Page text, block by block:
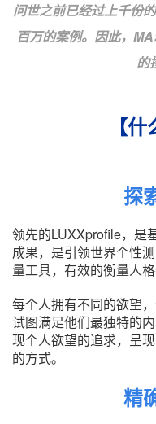
问世之前已经过上千份
百万的案例。因此，
的
【
探
领先的LUXXprofile，是
成果，是引领世界个性
量工具，有效的衡量人
每个人拥有不同的欲望
试图满足他们最独特的
现个人欲望的追求，呈
的方式。
精